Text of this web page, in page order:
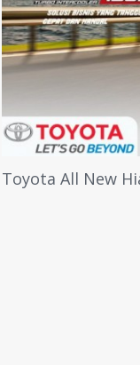
Toyota All New